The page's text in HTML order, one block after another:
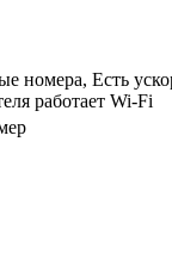
Есть
работает Wi-Fi